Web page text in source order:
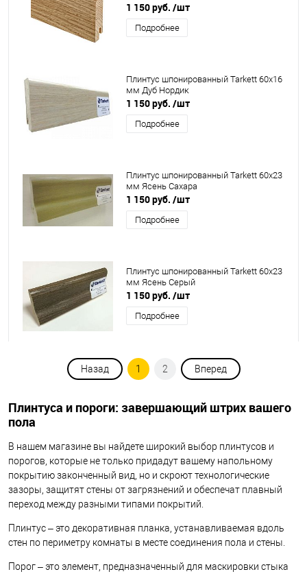
1 150 руб. /шт
Подробнее
Плинтус шпонированный Tarkett 60x16
мм Дуб Нордик
1 150 руб. /шт
Подробнее
Плинтус шпонированный Tarkett 60x23
мм Ясень Сахара
1 150 руб. /шт
Подробнее
Плинтус шпонированный Tarkett 60x23
мм Ясень Серый
1 150 руб. /шт
Подробнее
Назад 1 2 Вперед
Плинтуса и пороги: завершающий штрих вашего
пола
В нашем магазине вы найдете широкий выбор плинтусов и
порогов, которые не только придадут вашему напольному
покрытию законченный вид, но и скроют технологические
зазоры, защитят стены от загрязнений и обеспечат плавный
переход между разными типами покрытий.
Плинтус – это декоративная планка, устанавливаемая вдоль
стен по периметру комнаты в месте соединения пола и стены.
Порог – это элемент, предназначенный для маскировки стыка